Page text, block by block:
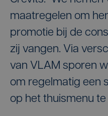
maatregelen om
promotie bij de
zij vangen. Via
van VLAM sporen
om regelmatig een
op het thuismenu te